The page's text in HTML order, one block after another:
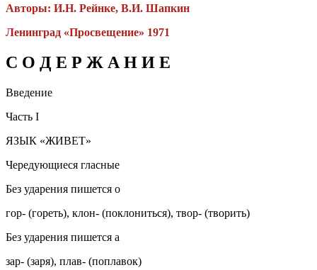
Авторы: И.Н. Рейнке, В.И. Шапкин
Ленинград «Просвещение» 1971
С О Д Е Р Ж А Н И Е
Введение
Часть I
ЯЗЫК «ЖИВЕТ»
Чередующиеся гласные
Без ударения пишется о
гор- (гореть), клон- (поклониться), твор- (творить)
Без ударения пишется а
зар- (заря), плав- (поплавок)